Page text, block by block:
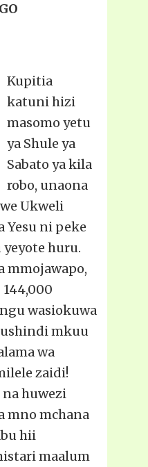
Kupitia
katuni hizi
masomo yetu
ya Shule ya
Sabato ya kila
robo, unaona
Ukweli
Yesu ni peke
huru.
mmojawapo,
wasiokuwa
mkuu
wa
zaidi!
na huwezi
mno mchana
hii
maalum